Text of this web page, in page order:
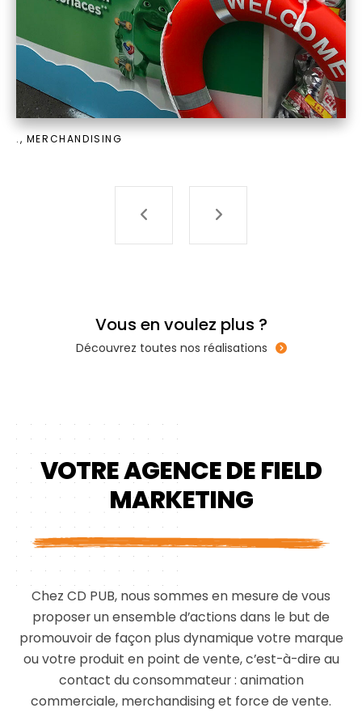
., MERCHANDISING
Vous en voulez plus ?
Découvrez toutes nos réalisations
VOTRE AGENCE DE FIELD
MARKETING
Chez CD PUB, nous sommes en mesure de vous
proposer un ensemble d’actions dans le but de
promouvoir de façon plus dynamique votre marque
ou votre produit en point de vente, c’est-à-dire au
contact du consommateur : animation
commerciale, merchandising et force de vente.